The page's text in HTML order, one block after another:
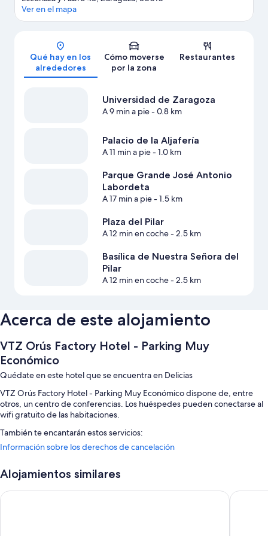
Mapa
Ver en el mapa
Qué hay en los
alrededores
Cómo moverse
por la zona
Restaurantes
Universidad de Zaragoza
A 9 min a pie- 0.8 km
Palacio de la Aljafería
A 11 min a pie- 1.0 km
Parque Grande José Antonio
Labordeta
A 17 min a pie- 1.5 km
Plaza del Pilar
A 12 min en coche- 2.5 km
Basílica de Nuestra Señora del
Pilar
A 12 min en coche- 2.5 km
Acerca de este alojamiento
VTZ Orús Factory Hotel - Parking Muy
Económico
Quédate en este hotel que se encuentra en Delicias
VTZ Orús Factory Hotel - Parking Muy Económico dispone de, entre
otros, un centro de conferencias. Los huéspedes pueden conectarse al
wifi gratuito de las habitaciones.
También te encantarán estos servicios:
Aparcamiento (de pago), un salón de fiestas y asistencia turística y
Consigna de equipaje, una caja fuerte en recepción y una televisión
en la zona común
Información sobre los derechos de cancelación
Alojamientos similares
B&B Hotel Zaragoza Los Enlaces Estación Hotel